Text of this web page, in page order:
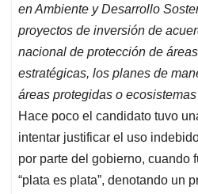
en Ambiente y Desarrollo
proyectos de inversión de
nacional de protección de
estratégicas, los planes de
áreas protegidas o ecosistemas
Hace poco el candidato tuvo
intentar justificar el uso
por parte del gobierno, cuando
“plata es plata”, denotando un